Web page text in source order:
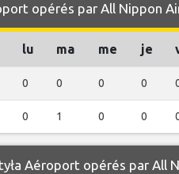
opérés par All Nippon
lu ma me je
0 0 0 0
0 1 0 0
Aéroport opérés par All